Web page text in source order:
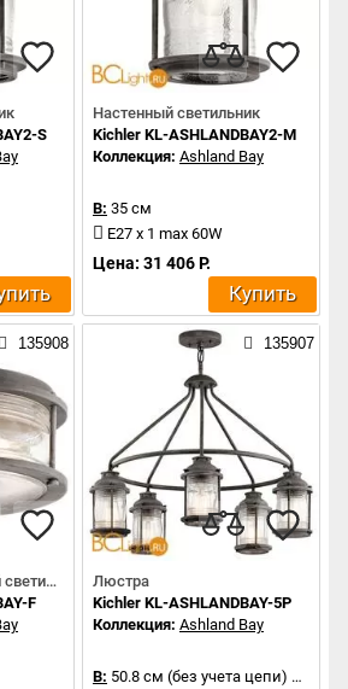
S
Настенный светильник
Kichler KL-ASHLANDBAY2-M
Коллекция: Ashland Bay
В: 35 см
E27 x 1 max 60W
Цена: 31 406 Р.
Купить
135908
Уличный потолочный светильник
F
135907
Люстра
Kichler KL-ASHLANDBAY-5P
Коллекция: Ashland Bay
В: 50.8 см (без учета цепи) Д: